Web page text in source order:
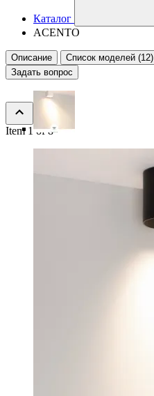
Каталог
ACENTO
Описание
Список моделей (12)
Задать вопрос
Item 1 of 8